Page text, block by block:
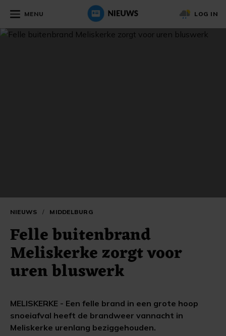
MENU LOG IN
NIEUWS / MIDDELBURG
Felle buitenbrand
Meliskerke zorgt voor
uren bluswerk
MELISKERKE - Een felle brand in een grote hoop
snoeiafval heeft de brandweer vannacht in
Meliskerke urenlang beziggehouden.